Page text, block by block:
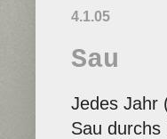
4.1.05
Sau
Jedes Jahr
Sau